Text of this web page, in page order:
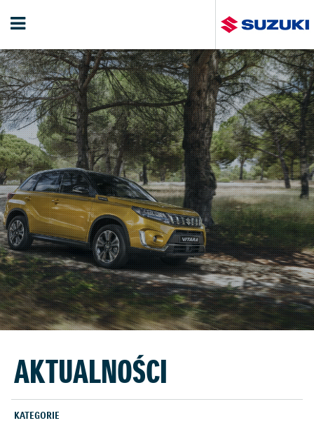
AKTUALNOŚCI
KATEGORIE